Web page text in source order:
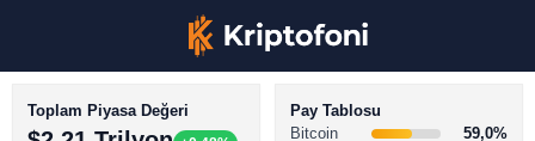
Toplam Piyasa Değeri
Pay Tablosu
Bitcoin
59,0%